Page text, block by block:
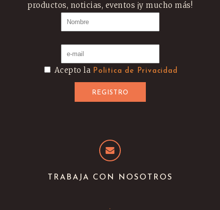
productos, noticias, eventos ¡y mucho más!
Acepto la Politica de Privacidad
TRABAJA CON NOSOTROS
.